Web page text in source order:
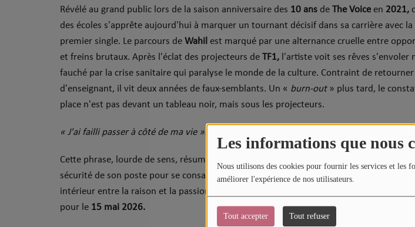
Les informations que nous
Nous utilisons des cookies pour fournir les services et les
améliorer l'expérience de nos utilisateurs.
Tout accepter Tout refuser
Révélé au grand public lors de la saison anniversaire des 10 ans de The Voice en 2021,
des écoles s'apprête aujourd'hui à marquer un tournant décisif dans sa carrière avec la
premier single. ​Le parcours de Wahil est marqué par une alternance cruelle entre
et freins brutaux. Après l'éclat des projecteurs de TF1, l'artiste voit ses rêves s'envoler
fauché par la crise sanitaire qui paralyse le monde de la culture. Contraint de
d'enseignant, il vit deux années de faux-semblants. Un « burn-out» plus tard, le
place n'est pas devant un tableau noir, mais sous les projecteurs.
​« J'ai failli passer à côté de ma vie ».
​Cette phrase, lourde de sens, résume l'urgence qui anime désormais l'artiste. En
sécurité de son poste pour se consacrer à son rêve,Wahil a choisi la vérité plutôt que
intérieur entre la raison et la passion est au cœur de son premier titre,
pour le 15 mai 2026.